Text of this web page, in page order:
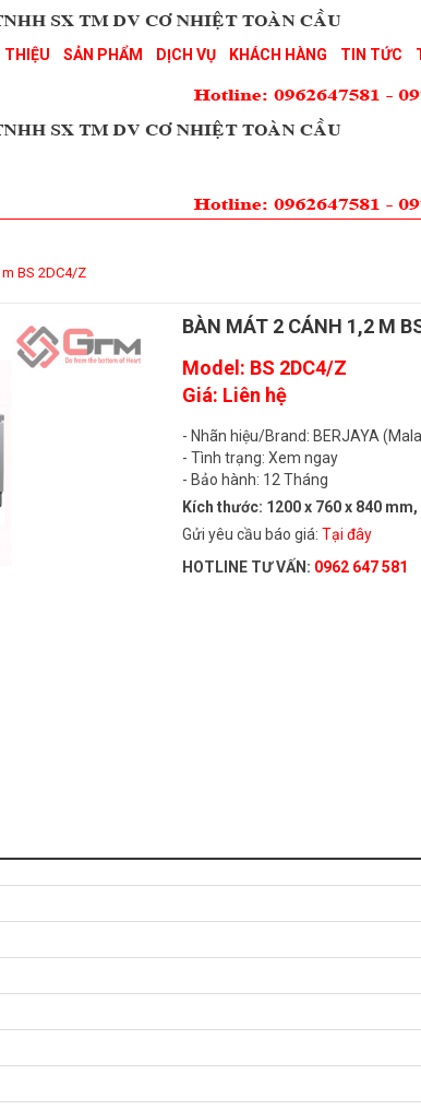
THIỆU SẢN PHẨM DỊCH VỤ KHÁCH HÀNG TIN TỨC
BS 2DC4/Z
BÀN MÁT 2 CÁNH 1,2 M
Model: BS 2DC4/Z
Giá: Liên hệ
- Nhãn hiệu/Brand: BERJAYA
- Tình trạng: Xem ngay
- Bảo hành: 12 Tháng
Kích thước: 1200 x 760 x 840
Gửi yêu cầu báo giá: Tại đây
HOTLINE TƯ VẤN: 0962 647 581